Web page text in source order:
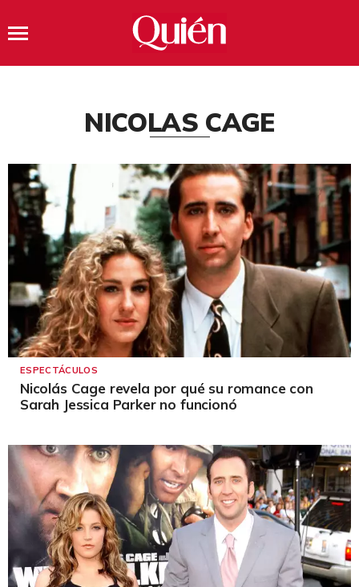
NICOLAS CAGE
ESPECTÁCULOS
Nicolás Cage revela por qué su romance con
Sarah Jessica Parker no funcionó